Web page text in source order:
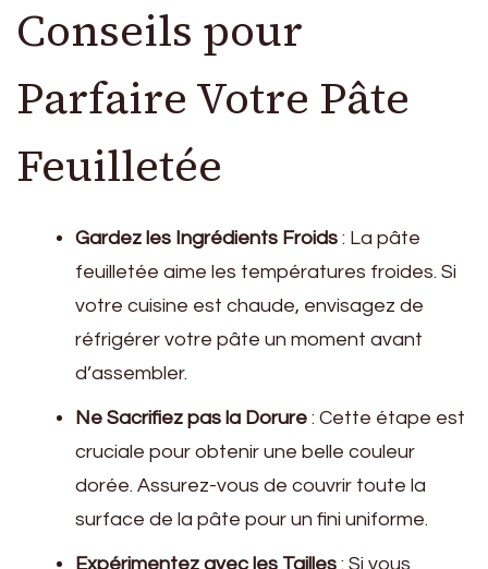
Conseils pour
Parfaire Votre Pâte
Feuilletée
Gardez les Ingrédients Froids : La pâte
feuilletée aime les températures froides. Si
votre cuisine est chaude, envisagez de
réfrigérer votre pâte un moment avant
d’assembler.
Ne Sacrifiez pas la Dorure : Cette étape est
cruciale pour obtenir une belle couleur
dorée. Assurez-vous de couvrir toute la
surface de la pâte pour un fini uniforme.
Expérimentez avec les Tailles : Si vous